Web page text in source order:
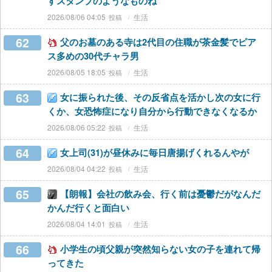
2026/08/06 04:05 生活
62
父のお墓のある寺は2代目の住職が茶金髪でピア
ス多めの30代チャラ男
2026/08/05 18:05 生活
63
女に振られた後、その反省点を活かし次の女に行
くか、女恐怖症になり自分から行動できなくなるか
2026/08/06 05:22 生活
64 女上司(31)が昼休みに毎日唐揚げくれるんやが
2026/08/04 04:22 生活
65
【朗報】会社の飲み会、行く前は憂鬱だがなんだ
かんだ行くと面白い
2026/08/04 14:01 生活
66
小学生の頃父親が突然知らない女の子を連れて帰
ってきた